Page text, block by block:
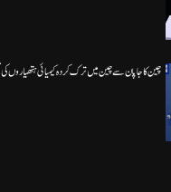
چین کا جاپان سے چین میں ترک کردہ کیمیائی ہتھیاروں کی